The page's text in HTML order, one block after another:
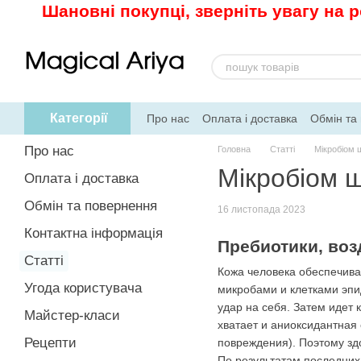
Шановні покупці, зверніть увагу на
Категорії Про нас Оплата і доставка
Обмін та
Рецепти
Головна Статті Мікробіом
Мікробіом
16 листопада 2023
Пребиотики,
Кожа человека
микробами и клетками
удар на себя. Затем идет
хватает и
повреждения). Поэтому
Про нас
Оплата і доставка
Обмін та повернення
Контактна інформація
Статті
Угода користувача
Майстер-класи
Рецепти